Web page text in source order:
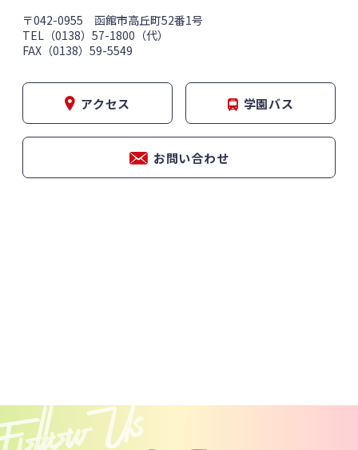
〒042-0955 函館市高丘町52番1号
TEL（0138）57-1800（代）
FAX（0138）59-5549
アクセス 学園バス
お問い合わせ